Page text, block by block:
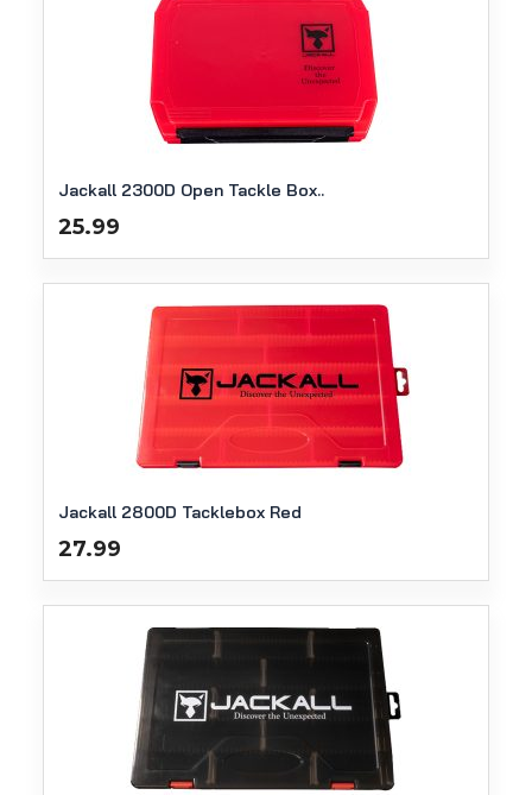
Jackall 2300D Open Tackle Box..
25.99
Jackall 2800D Tacklebox Red
27.99